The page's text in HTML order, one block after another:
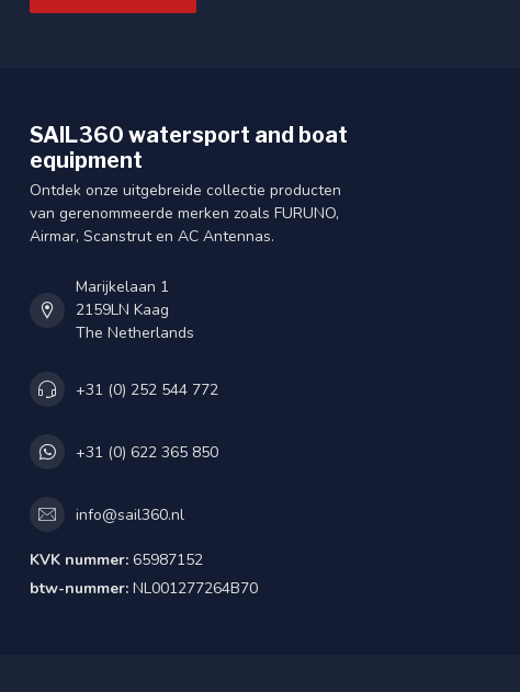
SAIL360 watersport and boat
equipment
Ontdek onze uitgebreide collectie producten
van gerenommeerde merken zoals FURUNO,
Airmar, Scanstrut en AC Antennas.
Marijkelaan 1
2159LN Kaag
The Netherlands
+31 (0) 252 544 772
+31 (0) 622 365 850
info@sail360.nl
KVK nummer: 65987152
btw-nummer: NL001277264B70